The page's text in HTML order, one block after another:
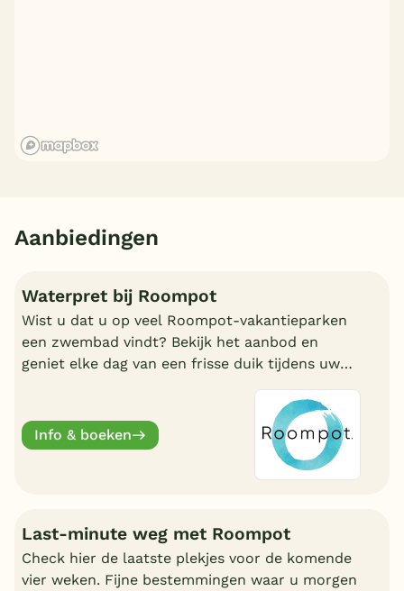
Aanbiedingen
Waterpret bij Roompot
Wist u dat u op veel Roompot-vakantieparken
een zwembad vindt? Bekijk het aanbod en
geniet elke dag van een frisse duik tijdens uw
Info & boeken
Last-minute weg met Roompot
Check hier de laatste plekjes voor de komende
vier weken. Fijne bestemmingen waar u morgen